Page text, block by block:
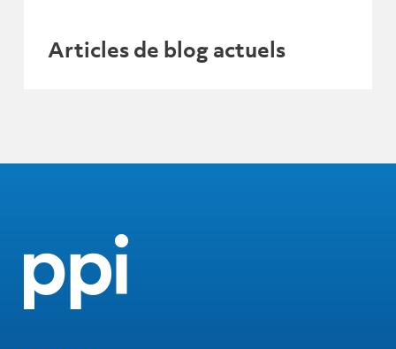
Articles de blog actuels